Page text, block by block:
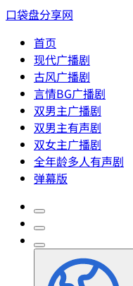
口袋盘分享网
首页
现代广播剧
古风广播剧
言情BG广播剧
双男主广播剧
双男主有声剧
双女主广播剧
全年龄多人有声剧
弹幕版